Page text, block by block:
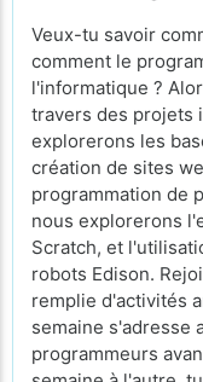
Veux-tu savoir
comment le
l'informatique ?
travers des projets
explorerons les
création de sites
programmation de
nous explorerons
Scratch, et
robots Edison.
remplie d'activités
semaine s'adresse
programmeurs